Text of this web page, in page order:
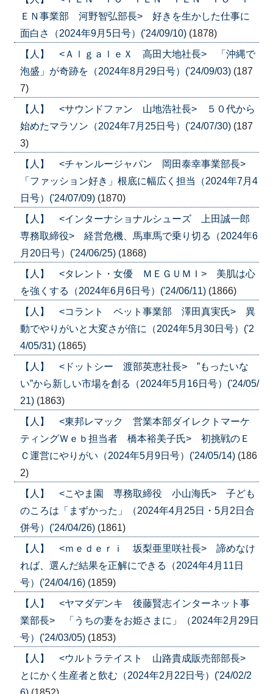
ＥＮ事業部 河野智弘部長> 好きを生かした仕事に
面白さ（2024年9月5日号）('24/09/10) (1878)
【人】 <ＡｌｇａｌｅＸ 高田大地社長> 「沖縄で
泡盛」が奇跡を（2024年8月29日号）('24/09/03) (187
7)
【人】 <サウンドファン 山地浩社長> ５０代から
始めたマラソン（2024年7月25日号）('24/07/30) (187
3)
【人】 <チャンルージャパン 岡田泰幸事業部長>
「ファッション好き」根底に幅広く担当（2024年7月4
日号）('24/07/09) (1870)
【人】 <インターナショナルシューズ 上田誠一郎
専務取締役> 経営危機、馬車馬で乗り切る（2024年6
月20日号）('24/06/25) (1868)
【人】 <タレント・女優 ＭＥＧＵＭＩ> 美肌は心
を強くする（2024年6月6日号）('24/06/11) (1866)
【人】 <コラント ペット事業部 澤田真実氏> 異
動でやりがいと大変さが倍に（2024年5月30日号）('2
4/05/31) (1865)
【人】 <ドットシー 渡部英恵社長> ”もったいな
い”から新しい市場を創る（2024年5月16日号）('24/05/
21) (1863)
【人】 <東邦レマック 営業本部ダイレクトマーケ
ティングＷｅｂ担当者 橋本裕美子氏> 初挑戦のＥ
Ｃ運営にやりがい（2024年5月9日号）('24/05/14) (186
2)
【人】 <こやま園 専務取締役 小山海氏> 子ども
のころは「まずかった」（2024年4月25日・5月2日合
併号）('24/04/26) (1861)
【人】 <ｍｅｄｅｒｉ 坂梨亜里咲社長> 諦めなけ
れば、選んだ結果を正解にできる（2024年4月11日
号）('24/04/16) (1859)
【人】 <ヤマダデンキ 後藤賢志インターネット事
業部長> 「うちの妻をお姫さまに」（2024年2月29日
号）('24/03/05) (1853)
【人】 <ウルトラテイスト 山路貴成販売部部長>
とにかく生産者と飲む（2024年2月22日号）('24/02/2